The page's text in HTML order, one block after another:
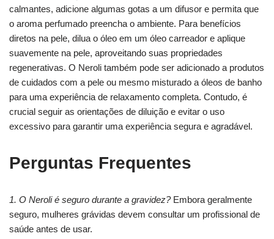
calmantes, adicione algumas gotas a um difusor e permita que
o aroma perfumado preencha o ambiente. Para benefícios
diretos na pele, dilua o óleo em um óleo carreador e aplique
suavemente na pele, aproveitando suas propriedades
regenerativas. O Neroli também pode ser adicionado a produtos
de cuidados com a pele ou mesmo misturado a óleos de banho
para uma experiência de relaxamento completa. Contudo, é
crucial seguir as orientações de diluição e evitar o uso
excessivo para garantir uma experiência segura e agradável.
Perguntas Frequentes
1. O Neroli é seguro durante a gravidez?Embora geralmente
seguro, mulheres grávidas devem consultar um profissional de
saúde antes de usar.